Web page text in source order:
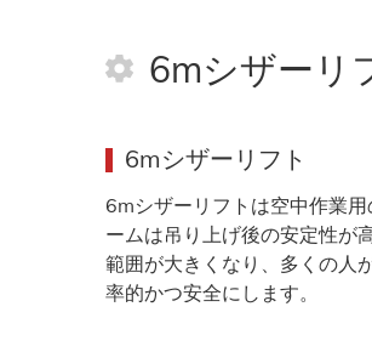
6mシザーリ
6mシザーリフト
6mシザーリフトは空中作業
ームは吊り上げ後の安定性が
範囲が大きくなり、多くの人
率的かつ安全にします。